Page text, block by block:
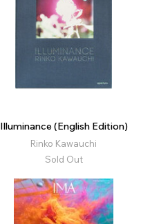
Illuminance (English Edition)
Rinko Kawauchi
Sold Out